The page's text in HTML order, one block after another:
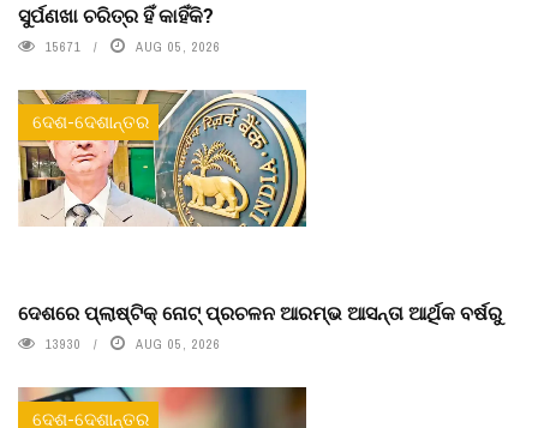
ସୁର୍ପଣଖା ଚରିତ୍ର ହିଁ କାହିଁକି?
15671 AUG 05, 2026
ଦେଶ-ଦେଶାନ୍ତର
ଦେଶରେ ପ୍ଲାଷ୍ଟିକ୍ ନୋଟ୍‌ ପ୍ରଚଳନ ଆରମ୍ଭ ଆସନ୍ତା ଆର୍ଥିକ ବର୍ଷରୁ
13930 AUG 05, 2026
ଦେଶ-ଦେଶାନ୍ତର